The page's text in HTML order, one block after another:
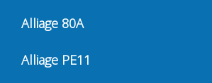
Alliage 80A
Alliage PE11